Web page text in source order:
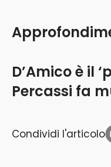
D’Amico è il
Percassi fa
Condividi l'articolo